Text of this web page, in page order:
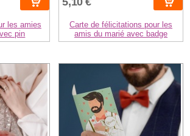
les amies
pin
Carte de félicitations pour les
amis du marié avec badge